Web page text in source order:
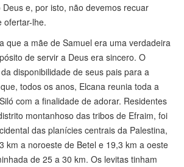
e, por isto, não devemos recuar
ofertar-lhe.
que a mãe de Samuel era uma verdadeira
de servir a Deus era sincero. O
disponibilidade de seus pais para a
todos os anos, Elcana reunia toda a
com a finalidade de adorar. Residentes
montanhoso das tribos de Efraim, foi
das planícies centrais da Palestina,
km a noroeste de Betel e 19,3 km a oeste
de 25 a 30 km. Os levitas tinham